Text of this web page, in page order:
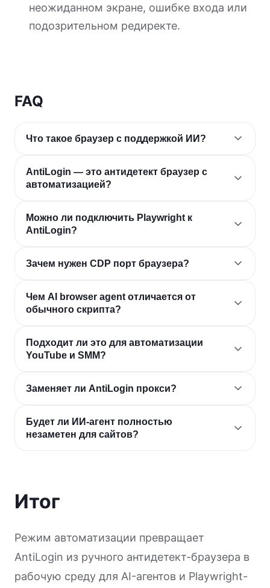
неожиданном экране, ошибке входа или
подозрительном редиректе.
FAQ
Что такое браузер с поддержкой ИИ?
AntiLogin — это антидетект браузер с
автоматизацией?
Можно ли подключить Playwright к
AntiLogin?
Зачем нужен CDP порт браузера?
Чем AI browser agent отличается от
обычного скрипта?
Подходит ли это для автоматизации
YouTube и SMM?
Заменяет ли AntiLogin прокси?
Будет ли ИИ-агент полностью
незаметен для сайтов?
Итог
Режим автоматизации превращает
AntiLogin из ручного антидетект-браузера в
рабочую среду для AI-агентов и Playwright-